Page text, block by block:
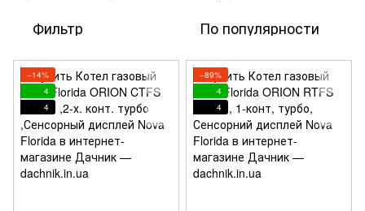
Фильтр По популярности
−14%
4
4
−89%
4
4